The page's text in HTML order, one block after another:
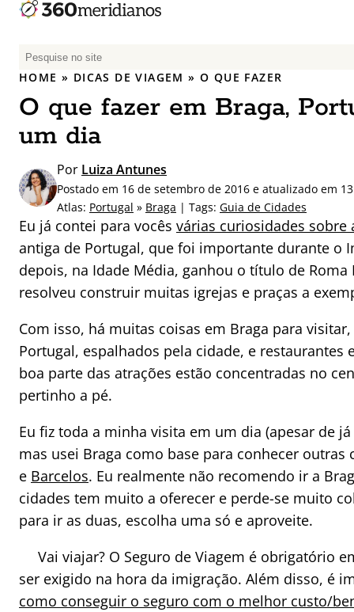
P
e
q
u
i
a
r
p
o
:
HOME » DICAS DE VIAGEM »O QUE FAZER
O que fazer em Braga,
um dia
Por Luiza Antunes
Postado em 16 de setembro de 2016 e atualizado em
Atlas: Portugal » Braga | Tags: Guia de Cidades
Eu já contei para vocês várias curiosidades sobre
antiga de Portugal, que foi importante durante o
depois, na Idade Média, ganhou o título de
resolveu construir muitas igrejas e praças a
Com isso, há muitas coisas em Braga para
Portugal, espalhados pela cidade, e restaurantes
boa parte das atrações estão concentradas no
pertinho a pé.
Eu fiz toda a minha visita em um dia (apesar de
mas usei Braga como base para conhecer
e Barcelos. Eu realmente não recomendo ir a
cidades tem muito a oferecer e perde-se muito
para ir as duas, escolha uma só e aproveite.
Vai viajar? O Seguro de Viagem é obrigatório
ser exigido na hora da imigração. Além disso, é
como conseguir o seguro com o melhor custo/